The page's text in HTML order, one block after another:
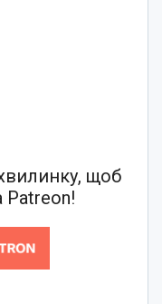
щоб
Patreon!